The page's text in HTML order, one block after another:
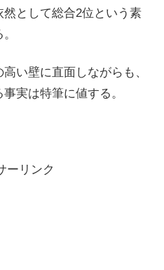
として総合2位という素
い壁に直面しながらも、
実は特筆に値する。
ーリンク